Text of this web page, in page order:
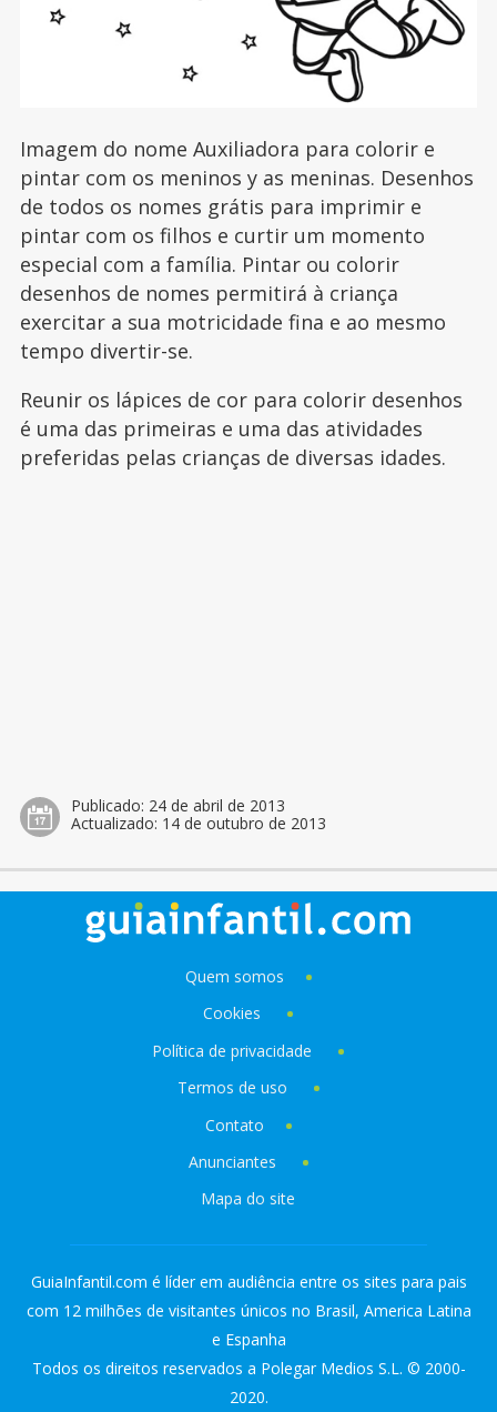
Imagem do nome Auxiliadora para colorir e
pintar com os meninos y as meninas. Desenhos
de todos os nomes grátis para imprimir e
pintar com os filhos e curtir um momento
especial com a família. Pintar ou colorir
desenhos de nomes permitirá à criança
exercitar a sua motricidade fina e ao mesmo
tempo divertir-se.
Reunir os lápices de cor para colorir desenhos
é uma das primeiras e uma das atividades
preferidas pelas crianças de diversas idades.
Publicado: 24 de abril de 2013
Actualizado: 14 de outubro de 2013
Quem somos
Cookies
Política de privacidade
Termos de uso
Contato
Anunciantes
Mapa do site
GuiaInfantil.com é líder em audiência entre os sites para pais
com 12 milhões de visitantes únicos no Brasil, America Latina
e Espanha
Todos os direitos reservados a Polegar Medios S.L. © 2000-
2020.